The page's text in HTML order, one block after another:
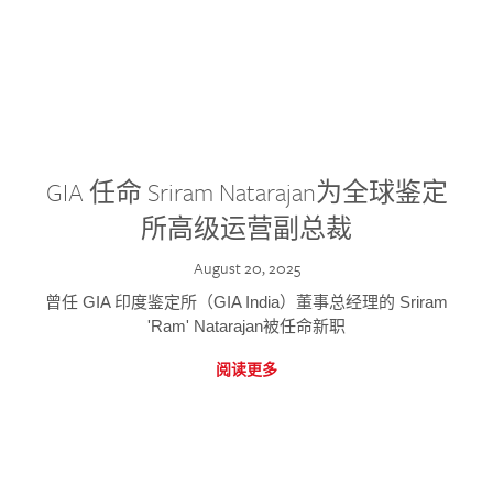
GIA 任命 Sriram Natarajan为全球鉴定
所高级运营副总裁
August 20, 2025
曾任 GIA 印度鉴定所（GIA India）董事总经理的 Sriram
'Ram' Natarajan被任命新职
阅读更多